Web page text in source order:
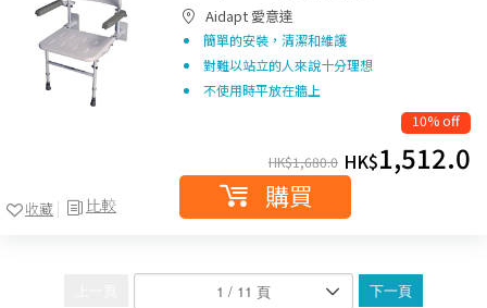
比較
收藏
Aidapt 愛意達
簡單的安裝，清潔和維護
對難以站立的人來說十分理想
不使用時平放在牆上
10% off
HK$1,680.0 HK$1,512.0
購買
下一頁